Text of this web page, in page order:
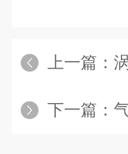
上一篇：
下一篇：